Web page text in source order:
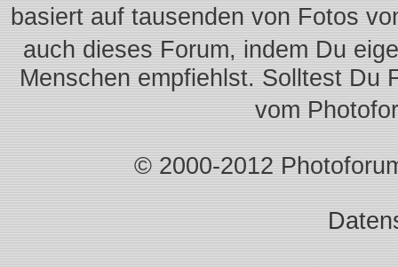
basiert auf tausenden von Fotos
auch dieses Forum, indem Du
Menschen empfiehlst. Solltest Du
vom
© 2000-2012